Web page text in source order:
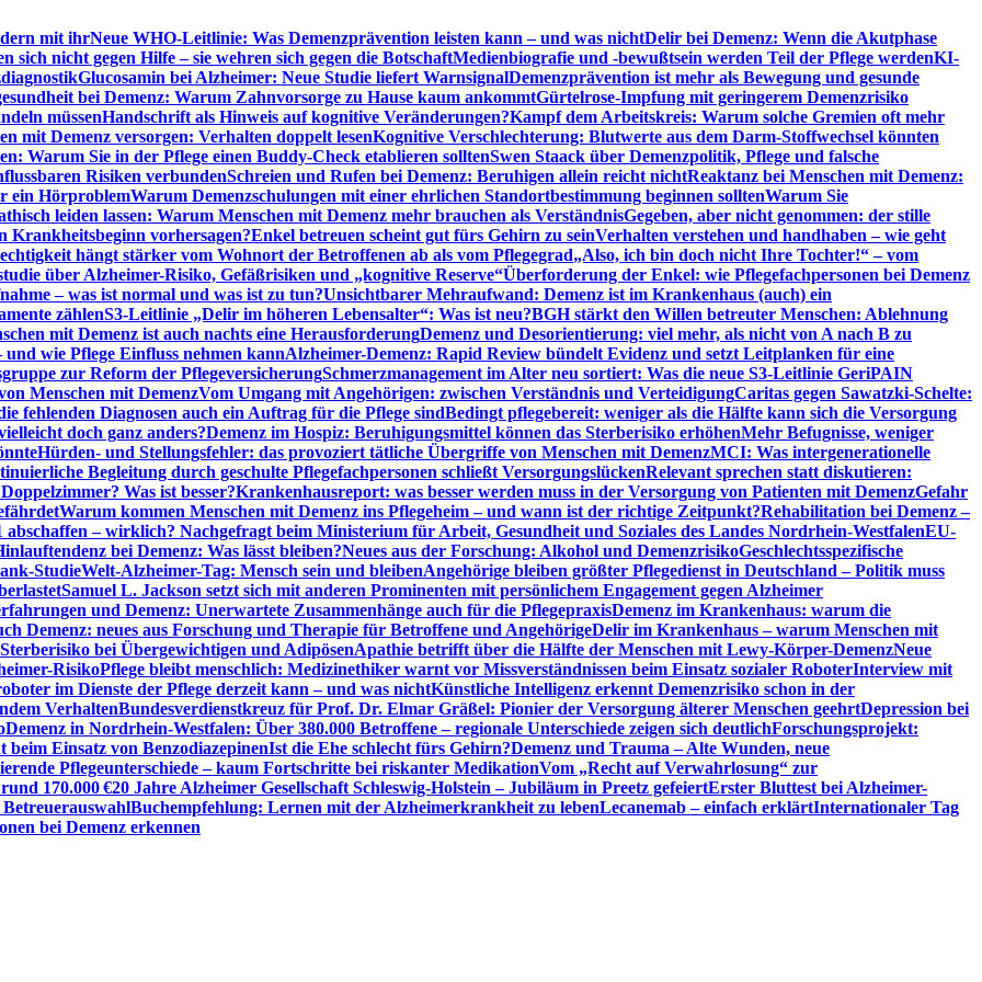
mit ihrNeue WHO-Leitlinie: Was Demenzprävention leisten kann – und was nichtDelir bei Demenz: Wenn die Akutphase
sich nicht gegen Hilfe – sie wehren sich gegen die BotschaftMedienbiografie und -bewußtsein werden Teil der Pflege werdenKI-
Glucosamin bei Alzheimer: Neue Studie liefert WarnsignalDemenzprävention ist mehr als Bewegung und gesunde
bei Demenz: Warum Zahnvorsorge zu Hause kaum ankommtGürtelrose-Impfung mit geringerem Demenzrisiko
müssenHandschrift als Hinweis auf kognitive Veränderungen?Kampf dem Arbeitskreis: Warum solche Gremien oft mehr
mit Demenz versorgen: Verhalten doppelt lesenKognitive Verschlechterung: Blutwerte aus dem Darm-Stoffwechsel könnten
Warum Sie in der Pflege einen Buddy-Check etablieren solltenSwen Staack über Demenzpolitik, Pflege und falsche
Risiken verbundenSchreien und Rufen bei Demenz: Beruhigen allein reicht nichtReaktanz bei Menschen mit Demenz:
ein HörproblemWarum Demenzschulungen mit einer ehrlichen Standortbestimmung beginnen solltenWarum Sie
leiden lassen: Warum Menschen mit Demenz mehr brauchen als VerständnisGegeben, aber nicht genommen: der stille
Krankheitsbeginn vorhersagen?Enkel betreuen scheint gut fürs Gehirn zu seinVerhalten verstehen und handhaben – wie geht
hängt stärker vom Wohnort der Betroffenen ab als vom Pflegegrad„Also, ich bin doch nicht Ihre Tochter!“ – vom
über Alzheimer-Risiko, Gefäßrisiken und „kognitive Reserve“Überforderung der Enkel: wie Pflegefachpersonen bei Demenz
– was ist normal und was ist zu tun?Unsichtbarer Mehraufwand: Demenz ist im Krankenhaus (auch) ein
zählenS3-Leitlinie „Delir im höheren Lebensalter“: Was ist neu?BGH stärkt den Willen betreuter Menschen: Ablehnung
mit Demenz ist auch nachts eine HerausforderungDemenz und Desorientierung: viel mehr, als nicht von A nach B zu
wie Pflege Einfluss nehmen kannAlzheimer-Demenz: Rapid Review bündelt Evidenz und setzt Leitplanken für eine
zur Reform der PflegeversicherungSchmerzmanagement im Alter neu sortiert: Was die neue S3-Leitlinie GeriPAIN
Menschen mit DemenzVom Umgang mit Angehörigen: zwischen Verständnis und VerteidigungCaritas gegen Sawatzki-Schelte:
fehlenden Diagnosen auch ein Auftrag für die Pflege sindBedingt pflegebereit: weniger als die Hälfte kann sich die Versorgung
doch ganz anders?Demenz im Hospiz: Beruhigungsmittel können das Sterberisiko erhöhenMehr Befugnisse, weniger
Hürden- und Stellungsfehler: das provoziert tätliche Übergriffe von Menschen mit DemenzMCI: Was intergenerationelle
Begleitung durch geschulte Pflegefachpersonen schließt VersorgungslückenRelevant sprechen statt diskutieren:
Was ist besser?Krankenhausreport: was besser werden muss in der Versorgung von Patienten mit DemenzGefahr
Warum kommen Menschen mit Demenz ins Pflegeheim – und wann ist der richtige Zeitpunkt?Rehabilitation bei Demenz –
abschaffen – wirklich? Nachgefragt beim Ministerium für Arbeit, Gesundheit und Soziales des Landes Nordrhein-WestfalenEU-
bei Demenz: Was lässt bleiben?Neues aus der Forschung: Alkohol und DemenzrisikoGeschlechtsspezifische
StudieWelt-Alzheimer-Tag: Mensch sein und bleibenAngehörige bleiben größter Pflegedienst in Deutschland – Politik muss
Samuel L. Jackson setzt sich mit anderen Prominenten mit persönlichem Engagement gegen Alzheimer
und Demenz: Unerwartete Zusammenhänge auch für die PflegepraxisDemenz im Krankenhaus: warum die
Demenz: neues aus Forschung und Therapie für Betroffene und AngehörigeDelir im Krankenhaus – warum Menschen mit
bei Übergewichtigen und AdipösenApathie betrifft über die Hälfte der Menschen mit Lewy-Körper-DemenzNeue
RisikoPflege bleibt menschlich: Medizinethiker warnt vor Missverständnissen beim Einsatz sozialer RoboterInterview mit
im Dienste der Pflege derzeit kann – und was nichtKünstliche Intelligenz erkennt Demenzrisiko schon in der
VerhaltenBundesverdienstkreuz für Prof. Dr. Elmar Gräßel: Pionier der Versorgung älterer Menschen geehrtDepression bei
Demenz in Nordrhein-Westfalen: Über 380.000 Betroffene – regionale Unterschiede zeigen sich deutlichForschungsprojekt:
Einsatz von BenzodiazepinenIst die Ehe schlecht fürs Gehirn?Demenz und Trauma – Alte Wunden, neue
Pflegeunterschiede – kaum Fortschritte bei riskanter MedikationVom „Recht auf Verwahrlosung“ zur
170.000 €20 Jahre Alzheimer Gesellschaft Schleswig-Holstein – Jubiläum in Preetz gefeiertErster Bluttest bei Alzheimer-
Buchempfehlung: Lernen mit der Alzheimerkrankheit zu lebenLecanemab – einfach erklärtInternationaler Tag
bei Demenz erkennen